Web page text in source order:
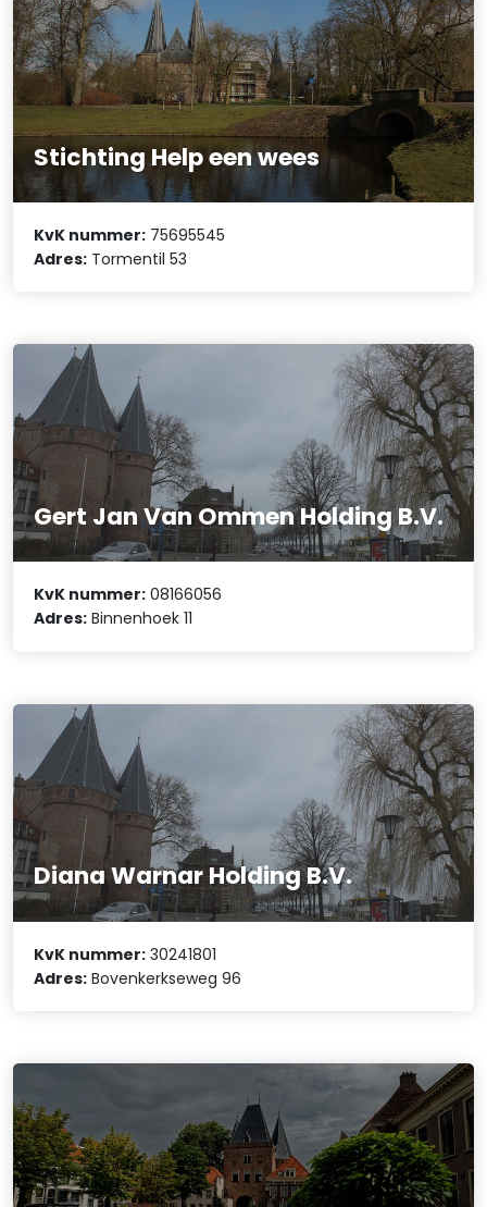
Stichting Help een wees
KvK nummer: 75695545
Adres: Tormentil 53
Gert Jan Van Ommen Holding B.V.
KvK nummer: 08166056
Adres: Binnenhoek 11
Diana Warnar Holding B.V.
KvK nummer: 30241801
Adres: Bovenkerkseweg 96